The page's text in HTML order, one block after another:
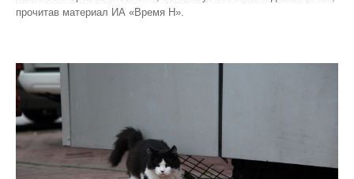
прочитав материал ИА «Время Н».